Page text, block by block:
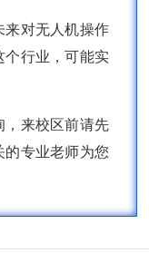
来对无人机操作
个行业，可能实
，来校区前请先
的专业老师为您